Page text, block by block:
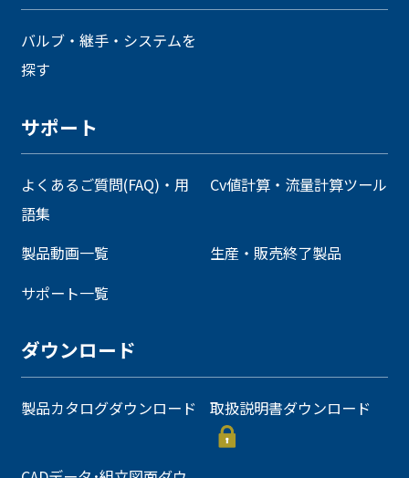
バルブ・継手・システムを
探す
サポート
よくあるご質問(FAQ)・用
語集
Cv値計算・流量計算ツール
製品動画一覧
生産・販売終了製品
サポート一覧
ダウンロード
製品カタログダウンロード 取扱説明書ダウンロード